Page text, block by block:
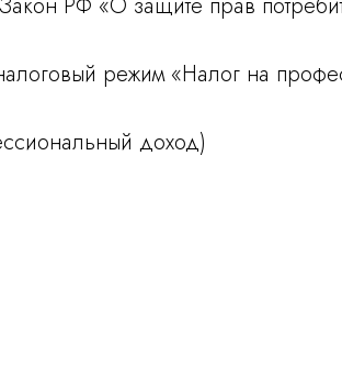
режим «Налог на
доход)